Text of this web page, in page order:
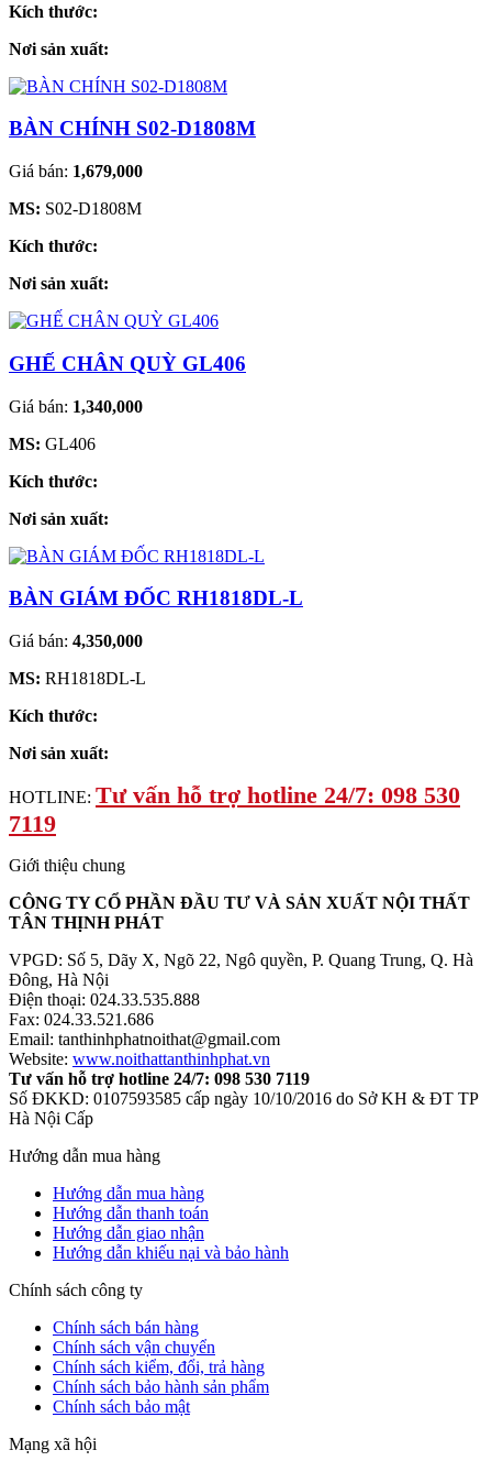
Kích thước:
Nơi sản xuất:
BÀN CHÍNH S02-D1808M
Giá bán: 1,679,000
MS: S02-D1808M
Kích thước:
Nơi sản xuất:
GHẾ CHÂN QUỲ GL406
Giá bán: 1,340,000
MS: GL406
Kích thước:
Nơi sản xuất:
BÀN GIÁM ĐỐC RH1818DL-L
Giá bán: 4,350,000
MS: RH1818DL-L
Kích thước:
Nơi sản xuất:
HOTLINE: Tư vấn hỗ trợ hotline 24/7: 098 530
7119
Giới thiệu chung
CÔNG TY CỔ PHẦN ĐẦU TƯ VÀ SẢN XUẤT NỘI THẤT
TÂN THỊNH PHÁT
VPGD: Số 5, Dãy X, Ngõ 22, Ngô quyền, P. Quang Trung, Q. Hà
Đông, Hà Nội
Điện thoại: 024.33.535.888
Fax: 024.33.521.686
Email: tanthinhphatnoithat@gmail.com
Website: www.noithattanthinhphat.vn
Tư vấn hỗ trợ hotline 24/7: 098 530 7119
Số ĐKKD: 0107593585 cấp ngày 10/10/2016 do Sở KH & ĐT TP
Hà Nội Cấp
Hướng dẫn mua hàng
Hướng dẫn mua hàng
Hướng dẫn thanh toán
Hướng dẫn giao nhận
Hướng dẫn khiếu nại và bảo hành
Chính sách công ty
Chính sách bán hàng
Chính sách vận chuyển
Chính sách kiểm, đổi, trả hàng
Chính sách bảo hành sản phẩm
Chính sách bảo mật
Mạng xã hội